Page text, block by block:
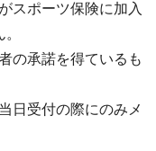
スポーツ保険に加入
の承諾を得ているも
日受付の際にのみメ